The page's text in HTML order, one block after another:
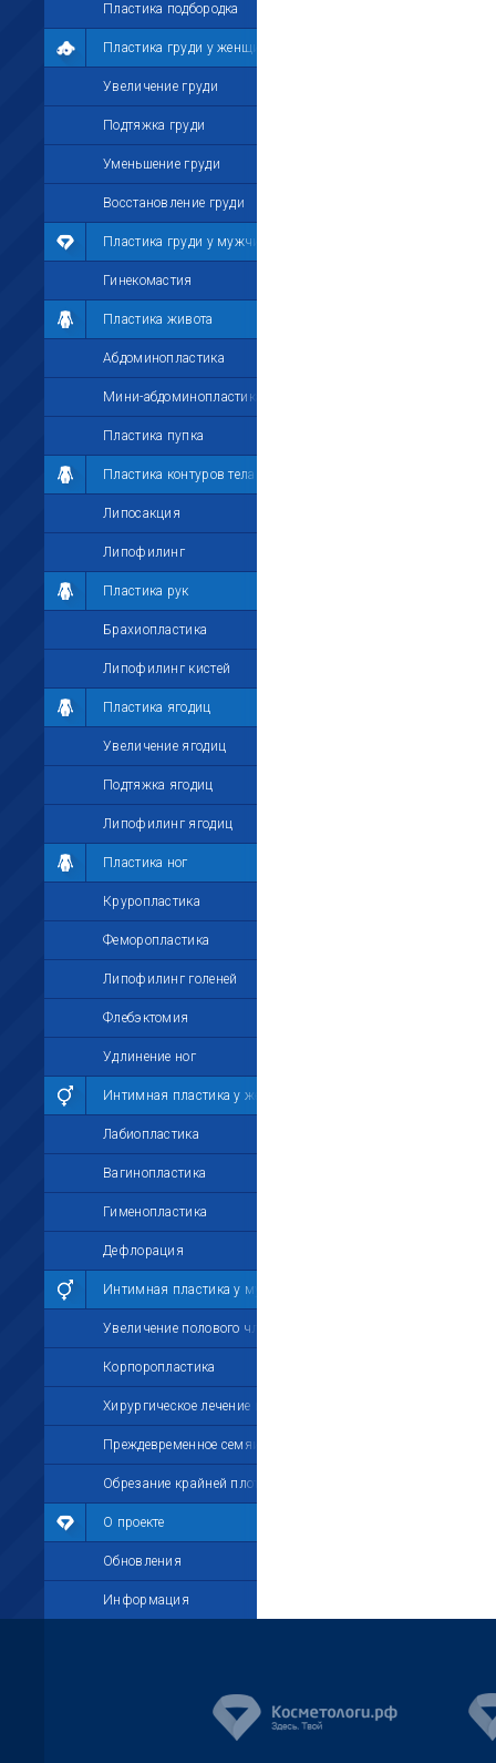
Пластика подбородка
Пластика груди у женщин
Увеличение груди
Подтяжка груди
Уменьшение груди
Восстановление груди
Пластика груди у мужчин
Гинекомастия
Пластика живота
Абдоминопластика
Мини-абдоминопластика
Пластика пупка
Пластика контуров тела
Липосакция
Липофилинг
Пластика рук
Брахиопластика
Липофилинг кистей
Пластика ягодиц
Увеличение ягодиц
Подтяжка ягодиц
Липофилинг ягодиц
Пластика ног
Круропластика
Феморопластика
Липофилинг голеней
Флебэктомия
Удлинение ног
Интимная пластика у женщин
Лабиопластика
Вагинопластика
Гименопластика
Дефлорация
Интимная пластика у мужчин
Увеличение полового члена
Корпоропластика
Хирургическое лечение импотенции
Преждевременное семяизвержение
Обрезание крайней плоти
О проекте
Обновления
Информация